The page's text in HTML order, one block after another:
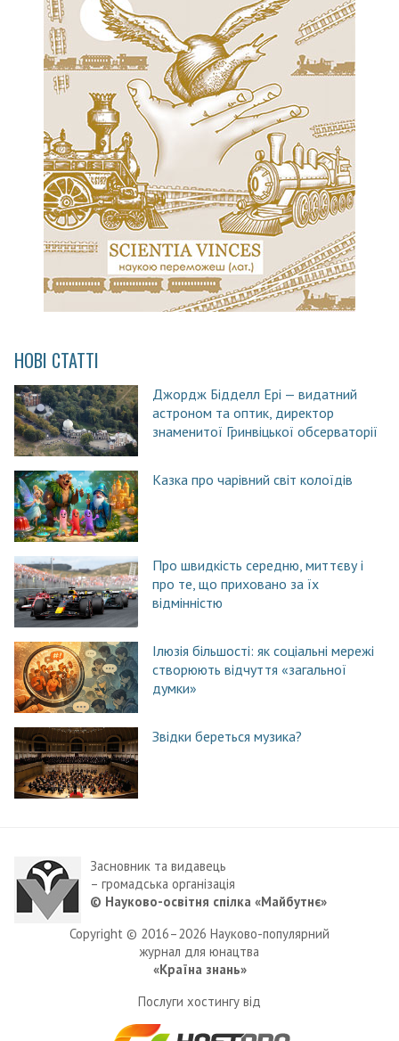
НОВІ СТАТТІ
Джордж Бідделл Ері — видатний
астроном та оптик, директор
знаменитої Гринвіцької обсерваторії
Казка про чарівний світ колоїдів
Про швидкість середню, миттєву і
про те, що приховано за їх
відмінністю
Ілюзія більшості: як соціальні мережі
створюють відчуття «загальної
думки»
Звідки береться музика?
Засновник та видавець
– громадська організація
© Науково-освітня спілка «Майбутнє»
Copyright © 2016–2026 Науково-популярний
журнал для юнацтва
«Країна знань»
Послуги хостингу від